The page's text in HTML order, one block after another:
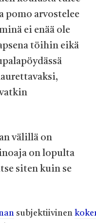
pomo arvostelee
ei enää ole
töihin eikä
välillä on
on lopulta
siten kuin se
subjektiivinen